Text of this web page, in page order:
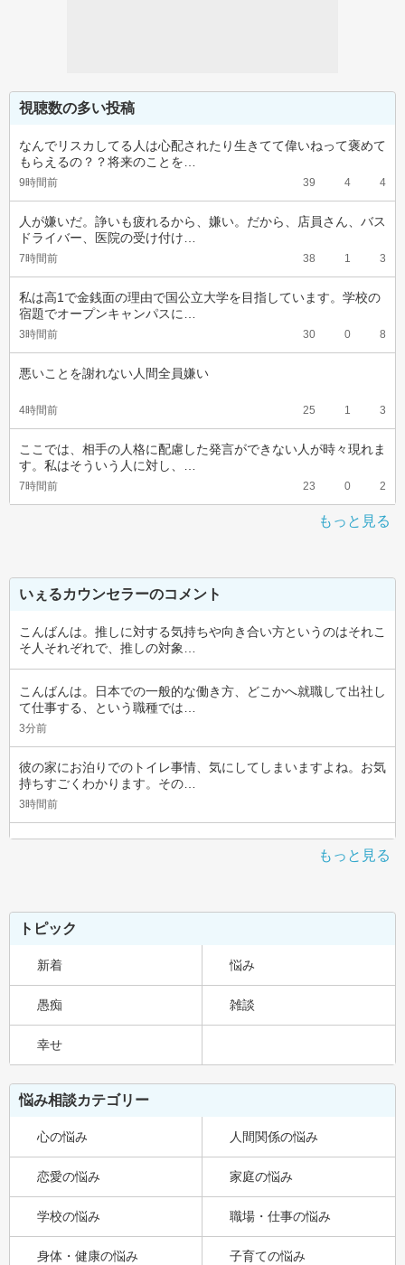
視聴数の多い投稿
なんでリスカしてる人は心配されたり生きてて偉いねって褒めて
もらえるの？？将来のことを…
9時間前 39 4 4
人が嫌いだ。諍いも疲れるから、嫌い。だから、店員さん、バス
ドライバー、医院の受け付け…
7時間前 38 1 3
私は高1で金銭面の理由で国公立大学を目指しています。学校の
宿題でオープンキャンパスに…
3時間前 30 0 8
悪いことを謝れない人間全員嫌い
4時間前 25 1 3
ここでは、相手の人格に配慮した発言ができない人が時々現れま
す。私はそういう人に対し、…
7時間前 23 0 2
もっと見る
いぇるカウンセラーのコメント
こんばんは。推しに対する気持ちや向き合い方というのはそれこ
そ人それぞれで、推しの対象…
こんばんは。日本での一般的な働き方、どこかへ就職して出社し
て仕事する、という職種では…
3分前
彼の家にお泊りでのトイレ事情、気にしてしまいますよね。お気
持ちすごくわかります。その…
3時間前
もっと見る
トピック
新着 悩み
愚痴 雑談
幸せ
悩み相談カテゴリー
心の悩み 人間関係の悩み
恋愛の悩み 家庭の悩み
学校の悩み 職場・仕事の悩み
身体・健康の悩み 子育ての悩み